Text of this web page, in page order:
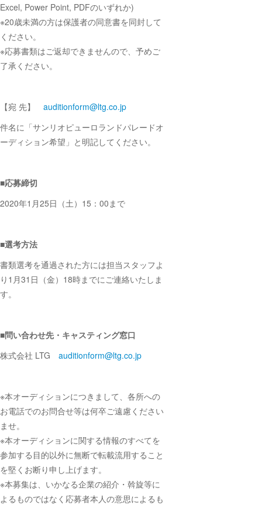
Excel, Power Point, PDFのいずれか)
※20歳未満の方は保護者の同意書を同封して
ください。
※応募書類はご返却できませんので、予めご
了承ください。
【宛 先】 auditionform@ltg.co.jp
件名に「サンリオピューロランドパレードオ
ーディション希望」と明記してください。
■応募締切
2020年1月25日（土）15：00まで
■選考方法
書類選考を通過された方には担当スタッフよ
り1月31日（金）18時までにご連絡いたしま
す。
■問い合わせ先・キャスティング窓口
株式会社 LTG auditionform@ltg.co.jp
※本オーディションにつきまして、各所への
お電話でのお問合せ等は何卒ご遠慮ください
ませ。
※本オーディションに関する情報のすべてを
参加する目的以外に無断で転載流用すること
を堅くお断り申し上げます。
※本募集は、いかなる企業の紹介・斡旋等に
よるものではなく応募者本人の意思によるも